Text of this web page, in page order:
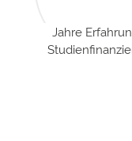
Jahre